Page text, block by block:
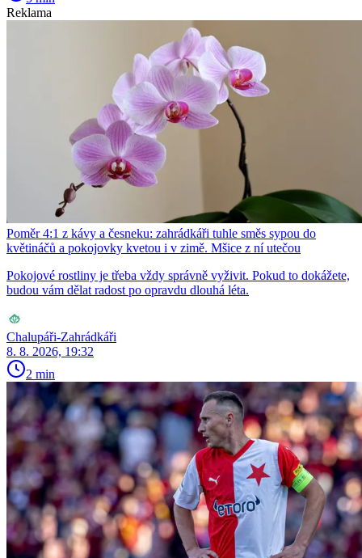
Reklama
Poměr 4:1 z kávy a česneku: zahrádkáři tuhle směs sypou do
květináčů a pokojovky kvetou i v zimě. Mšice z ní utečou
Pokojové rostliny je třeba vždy správně vyživit. Pokud to dokážete,
budou vám dělat radost po opravdu dlouhá léta.
Chalupáři-Zahrádkáři
8. 8. 2026, 19:32
2 min